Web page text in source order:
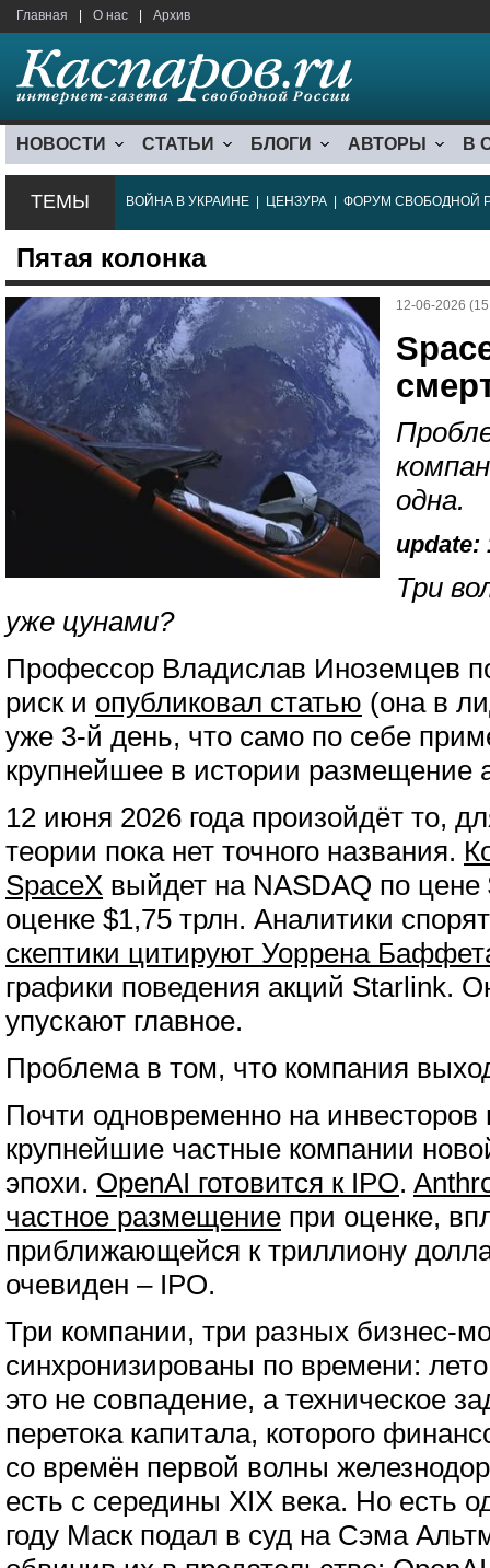
Главная О нас Архив
НОВОСТИ СТАТЬИ БЛОГИ АВТОРЫ В
ТЕМЫ ВОЙНА В УКРАИНЕ ЦЕНЗУРА ФОРУМ СВОБОДНОЙ
Пятая колонка
12-06-2026
одна.
update:
Три
уже цунами?
Профессор Владислав Иноземцев
риск и опубликовал статью (она в
уже 3-й день, что само по себе
крупнейшее в истории размещение
12 июня 2026 года произойдёт то,
теории пока нет точного названия.
SpaceX выйдет на NASDAQ по
оценке $1,75 трлн. Аналитики
скептики цитируют Уоррена
графики поведения акций Starlink.
упускают главное.
Проблема в том, что компания
Почти одновременно на инвесторов
крупнейшие частные компании
эпохи. OpenAI готовится к IPO.
частное размещение при оценке,
приближающейся к триллиону
очевиден – IPO.
Три компании, три разных бизнес-
синхронизированы по времени:
это не совпадение, а техническое
перетока капитала, которого
со времён первой волны
есть с середины XIX века. Но есть
году Маск подал в суд на Сэма